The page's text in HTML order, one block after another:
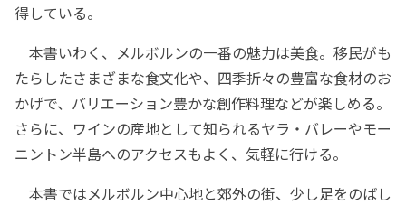
得している。
本書いわく、メルボルンの一番の魅力は美食。移民がも
たらしたさまざまな食文化や、四季折々の豊富な食材のお
かげで、バリエーション豊かな創作料理などが楽しめる。
さらに、ワインの産地として知られるヤラ・バレーやモー
ニントン半島へのアクセスもよく、気軽に行ける。
本書ではメルボルン中心地と郊外の街、少し足をのばし